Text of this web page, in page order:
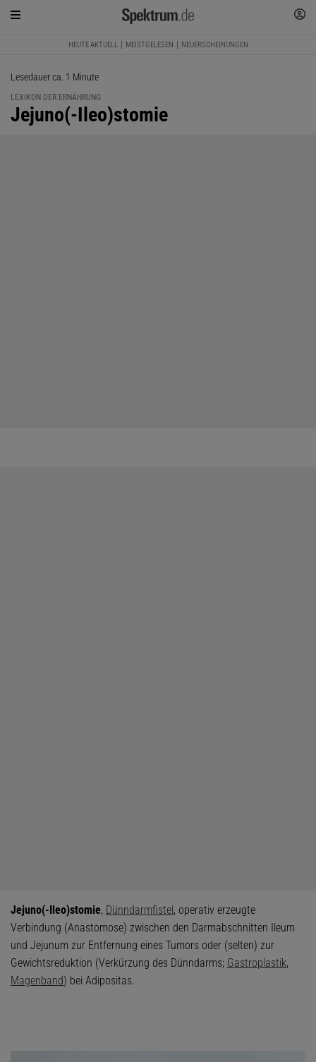
HEUTE AKTUELL MEISTGELESEN NEUERSCHEINUNGEN
Lesedauer ca. 1 Minute
LEXIKON DER ERNÄHRUNG
:
Jejuno(-Ileo)stomie
Jejuno(-Ileo)stomie, Dünndarmfistel, operativ erzeugte
Verbindung (Anastomose) zwischen den Darmabschnitten Ileum
und Jejunum zur Entfernung eines Tumors oder (selten) zur
Gewichtsreduktion (Verkürzung des Dünndarms; Gastroplastik,
Magenband) bei Adipositas.